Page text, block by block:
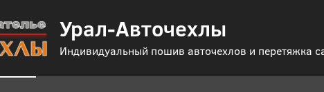
Урал-Авточехлы
Индивидуальный пошив авточехлов и перетяжка